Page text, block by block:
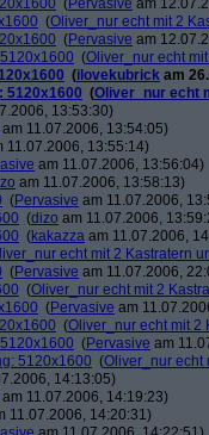
(Pervasive am
(Oliver_nur echt mit 2
(Pervasive am
(Oliver_nur echt
(ilovekubrick am
5120x1600 (Oliver_nur echt
13:53:30)
am 11.07.2006, 13:54:05)
11.07.2006, 13:55:14)
am 11.07.2006, 13:56:04)
am 11.07.2006, 13:58:13)
(Pervasive am 11.07.2006,
(dizo am 11.07.2006,
(kakazza am 11.07.2006,
echt mit 2 Kastratern
(Pervasive am 11.07.2006,
(Oliver_nur echt mit 2
(Pervasive am
(Oliver_nur echt mit 2
(Pervasive am
5120x1600 (Oliver_nur echt
14:13:05)
am 11.07.2006, 14:19:23)
11.07.2006, 14:20:31)